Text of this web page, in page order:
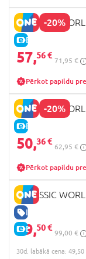
-20%
E-CENA
JURASSIC
57,56 €
71,95 €
Pērkot papildu
-20%
E-CENA
JURASSIC
50,36 €
62,95 €
Pērkot papildu
LABA CENA
E-CENA
JURASSIC
49,50 €
99,00 €
30d. labākā cena: 49,50